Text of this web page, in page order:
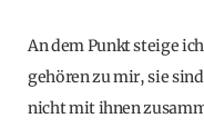
An dem Punkt steige
gehören zu mir, sie
nicht mit ihnen